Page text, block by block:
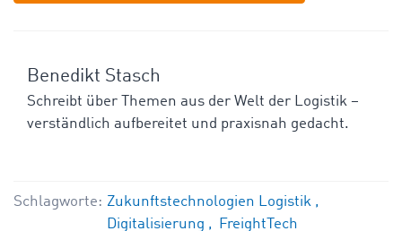
Benedikt Stasch
Schreibt über Themen aus der Welt der Logistik –
verständlich aufbereitet und praxisnah gedacht.
Schlagworte: Zukunftstechnologien Logistik
Digitalisierung
FreightTech